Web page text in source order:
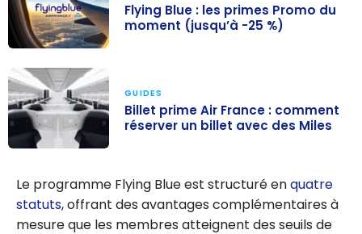
primes Promo
du moment
(jusqu’à -25 %)
Flying Blue : les primes Promo du
moment (jusqu’à -25 %)
France :
comment
réserver un
GUIDES
Billet prime Air France : comment
réserver un billet avec des Miles
Le programme Flying Blue est structuré enquatre
statuts, offrant des avantages complémentaires à
mesure que les membres atteignent des seuils de